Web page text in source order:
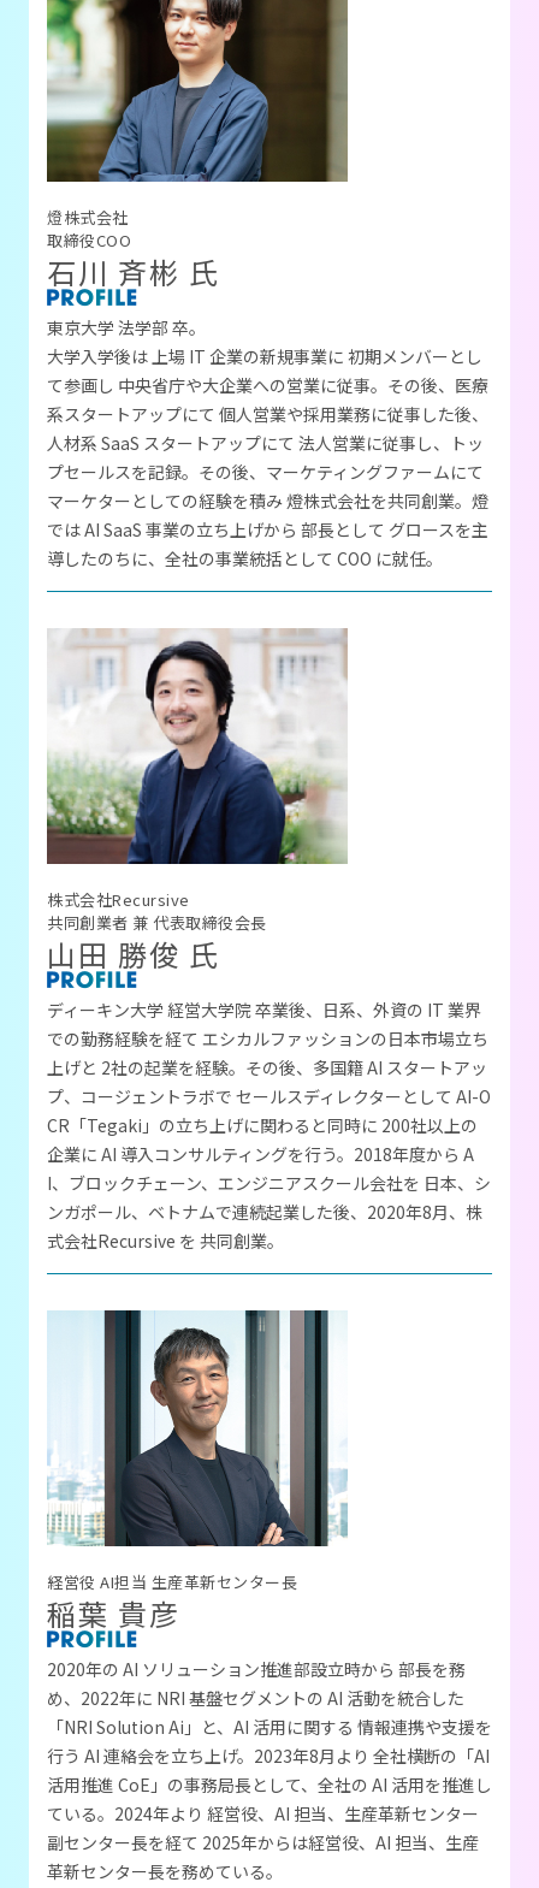
燈株式会社
取締役COO
石川 斉彬 氏
東京大学 法学部 卒。
大学入学後は 上場 IT 企業の新規事業に 初期メンバーとし
て参画し 中央省庁や大企業への営業に従事。その後、医療
系スタートアップにて 個人営業や採用業務に従事した後、
人材系 SaaS スタートアップにて 法人営業に従事し、トッ
プセールスを記録。その後、マーケティングファームにて
マーケターとしての経験を積み 燈株式会社を共同創業。燈
では AI SaaS 事業の立ち上げから 部長として グロースを主
導したのちに、全社の事業統括として COO に就任。
株式会社Recursive
共同創業者 兼 代表取締役会長
山田 勝俊 氏
ディーキン大学 経営大学院 卒業後、日系、外資の IT 業界
での勤務経験を経て エシカルファッションの日本市場立ち
上げと 2社の起業を経験。その後、多国籍 AI スタートアッ
プ、コージェントラボで セールスディレクターとして AI-O
CR「Tegaki」の立ち上げに関わると同時に 200社以上の
企業に AI 導入コンサルティングを行う。 2018年度から A
I、ブロックチェーン、エンジニアスクール会社を 日本、シ
ンガポール、ベトナムで連続起業した後、2020年8月、株
式会社Recursive を 共同創業。
経営役 AI担当 生産革新センター長
稲葉 貴彦
2020年の AI ソリューション推進部設立時から 部長を務
め、2022年に NRI 基盤セグメントの AI 活動を統合した
「NRI Solution Ai」と、AI 活用に関する 情報連携や支援を
行う AI 連絡会を立ち上げ。 2023年8月より 全社横断の「AI
活用推進 CoE」の事務局長として、全社の AI 活用を推進し
ている。 2024年より 経営役、AI 担当、生産革新センター
副センター長を経て 2025年からは経営役、AI 担当、生産
革新センター長を務めている。